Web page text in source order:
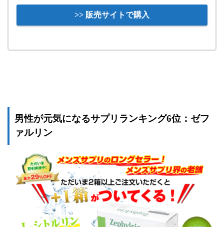
>> 販売サイトで購入
男性が元気になるサプリランキング6位：ゼフ
ァルリン